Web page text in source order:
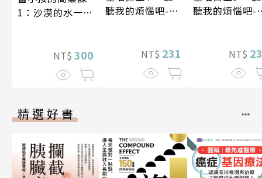
1：沙漠的水一瓶
NT$ 300
聽我的煩惱吧-假
NT$ 231
聽我的煩惱吧-
NT$
精選好書